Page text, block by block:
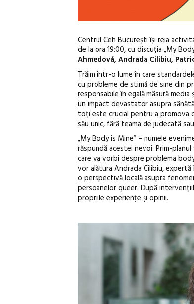
Centrul Ceh București își reia
de la ora 19:00, cu discuția „My
Ahmedová, Andrada Cilibiu,
Trăim într-o lume în care
cu probleme de stimă de sine din
responsabile în egală măsură
un impact devastator asupra
toți este crucial pentru a promova
său unic, fără teama de judecată
„My Body is Mine” – numele
răspundă acestei nevoi. Prim-
care va vorbi despre problema
vor alătura Andrada Cilibiu,
o perspectivă locală asupra
persoanelor queer. După
propriile experiențe și opinii.